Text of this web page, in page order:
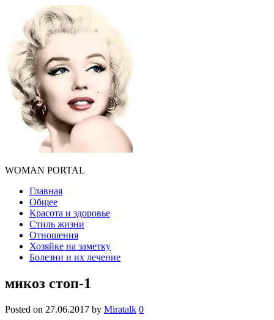
WOMAN PORTAL
Главная
Общее
Красота и здоровье
Стиль жизни
Отношения
Хозяйке на заметку
Болезни и их лечение
микоз стоп-1
Posted on 27.06.2017 by Miratalk 0